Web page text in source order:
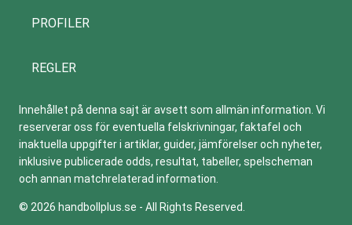
PROFILER
REGLER
Innehållet på denna sajt är avsett som allmän information. Vi
reserverar oss för eventuella felskrivningar, faktafel och
inaktuella uppgifter i artiklar, guider, jämförelser och nyheter,
inklusive publicerade odds, resultat, tabeller, spelscheman
och annan matchrelaterad information.
© 2026 handbollplus.se - All Rights Reserved.